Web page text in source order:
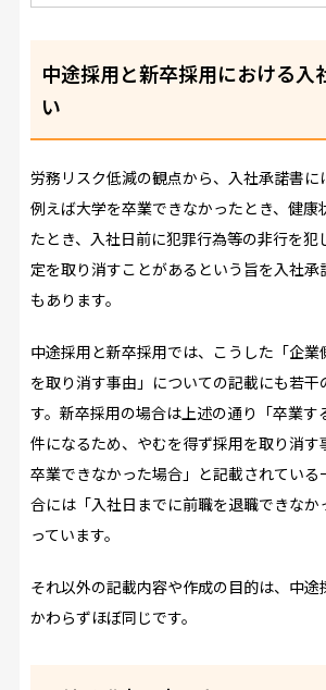
中途採用と新卒採用における入
い
労務リスク低減の観点から、入社承諾書に
例えば大学を卒業できなかったとき、健康
たとき、入社日前に犯罪行為等の非行を犯
定を取り消すことがあるという旨を入社
もあります。
中途採用と新卒採用では、こうした「企業
を取り消す事由」についての記載にも若干
す。新卒採用の場合は上述の通り「卒業す
件になるため、やむを得ず採用を取り消す
卒業できなかった場合」と記載されている
合には「入社日までに前職を退職できなか
っています。
それ以外の記載内容や作成の目的は、中途
かわらずほぼ同じです。